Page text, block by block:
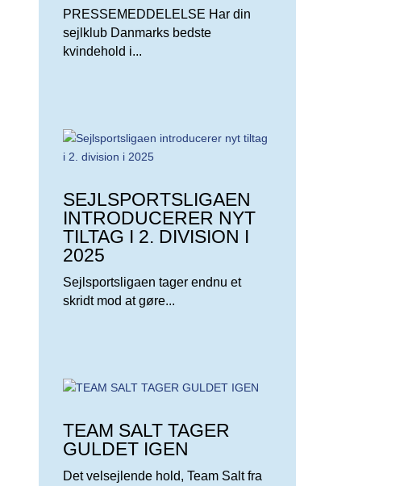
PRESSEMEDDELELSE Har din
sejlklub Danmarks bedste
kvindehold i...
SEJLSPORTSLIGAEN
INTRODUCERER NYT
TILTAG I 2. DIVISION I
2025
Sejlsportsligaen tager endnu et
skridt mod at gøre...
TEAM SALT TAGER
GULDET IGEN
Det velsejlende hold, Team Salt fra